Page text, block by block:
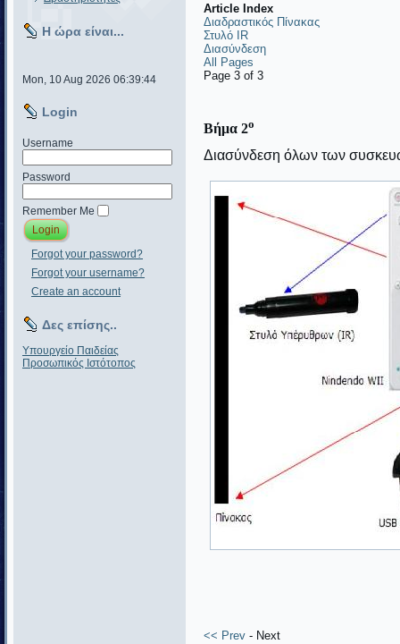
Η ώρα είναι...
Mon, 10 Aug 2026 06:39:44
Login
Username
Password
Remember Me
Forgot your password?
Forgot your username?
Create an account
Δες επίσης..
Υπουργείο Παιδείας
Προσωπικός Ιστότοπος
Article Index
Διαδραστικός Πίνακας
Στυλό IR
Διασύνδεση
All Pages
Page 3 of 3
Βήμα 2ο
Διασύνδεση όλων των
<< Prev - Next